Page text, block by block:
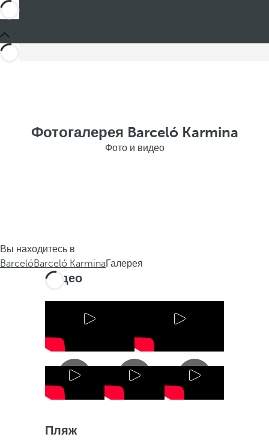
Фотогалерея Barceló Karmina
Фото и видео
Вы находитесь в
BarcelóBarceló KarminaГалерея
Видео
Пляж